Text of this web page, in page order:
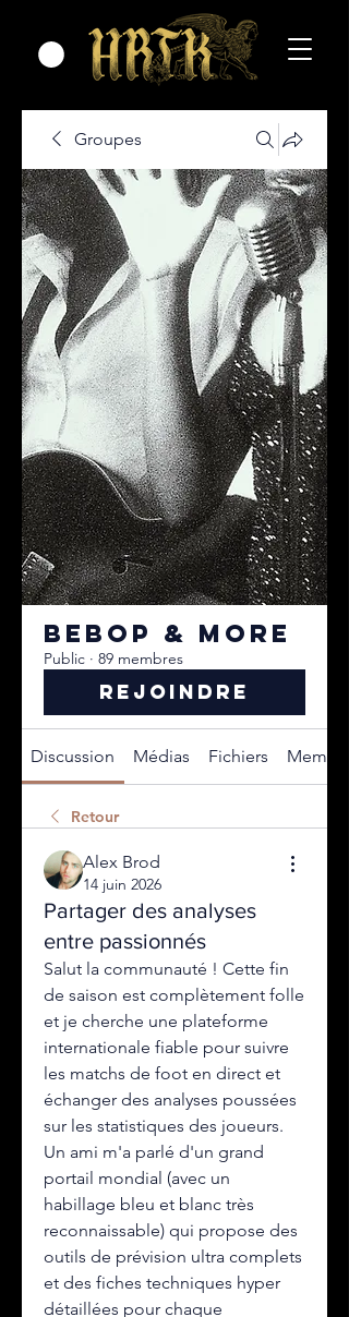
Groupes
BEBOP & MORE
Public · 89 membres
Rejoindre
Discussion Médias Fichiers
Retour
Alex Brod
14 juin 2026
Partager des analyses
entre passionnés
Salut la communauté ! Cette fin
de saison est complètement folle
et je cherche une plateforme
internationale fiable pour suivre
les matchs de foot en direct et
échanger des analyses poussées
sur les statistiques des joueurs.
Un ami m'a parlé d'un grand
portail mondial (avec un
habillage bleu et blanc très
reconnaissable) qui propose des
outils de prévision ultra complets
et des fiches techniques hyper
détaillées pour chaque